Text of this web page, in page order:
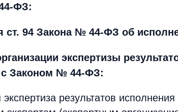
ФЗ:
ст. 94 Закона № 44-ФЗ об
экспертизы
с Законом № 44-ФЗ:
результатов